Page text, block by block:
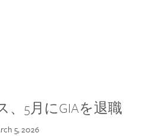
、5月にGIAを退職
5, 2026